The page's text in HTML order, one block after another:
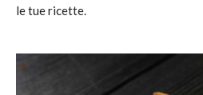
le tue ricette.